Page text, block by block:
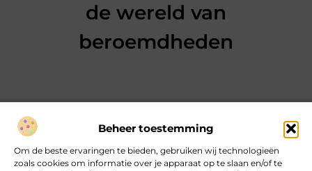
Beheer toestemming
Om de beste ervaringen te bieden, gebruiken wij technologieën
zoals cookies om informatie over je apparaat op te slaan en/of te
de wereld van
beroemdheden
Over heartcoaching
Jouw gids voor inspiratie en tips uit het dagelijks leven.